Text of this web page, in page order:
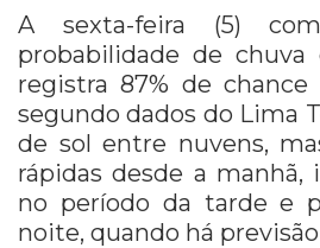
A sexta-feira (5)
probabilidade de chuva
registra 87% de
segundo dados do Lima
de sol entre nuvens,
rápidas desde a manhã,
no período da tarde e
noite, quando há